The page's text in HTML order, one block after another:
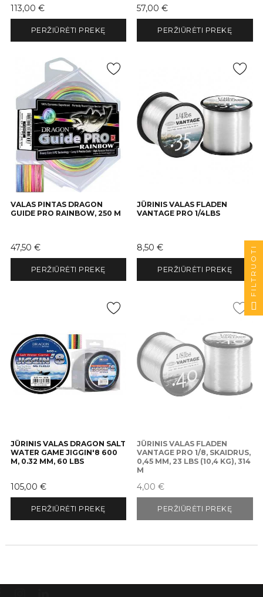
Kaina
113,00 €
PERŽIŪRĖTI PREKĘ
Kaina
57,00 €
PERŽIŪRĖTI PREKĘ
VALAS PINTAS DRAGON
GUIDE PRO RAINBOW, 250 M
Kaina
47,50 €
PERŽIŪRĖTI PREKĘ
JŪRINIS VALAS FLADEN
VANTAGE PRO 1/4LBS
Kaina
8,50 €
PERŽIŪRĖTI PREKĘ
JŪRINIS VALAS DRAGON SALT
WATER GAME JIGGIN'8 600
M, 0.32 MM, 60 LBS
Kaina
105,00 €
PERŽIŪRĖTI PREKĘ
JŪRINIS VALAS FLADEN
VANTAGE PRO 1/8, SKAIDRUS,
0,45 MM, 23 LBS (10,4 KG), 314
M
Kaina
4,00 €
PERŽIŪRĖTI PREKĘ
FILTRUOTI